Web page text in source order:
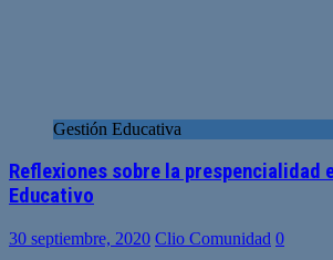
Gestión Educativa
Reflexiones sobre la prespencialidad
Educativo
30 septiembre, 2020 Clio Comunidad 0